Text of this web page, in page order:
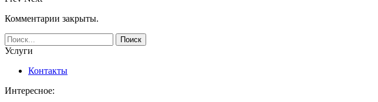
Комментарии закрыты.
Услуги
Контакты
Интересное: